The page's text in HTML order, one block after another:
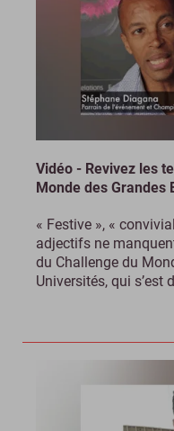
Vidéo - Revivez les
Monde des Grandes
« Festive », «
adjectifs ne
du Challenge du
Universités, qui s’est